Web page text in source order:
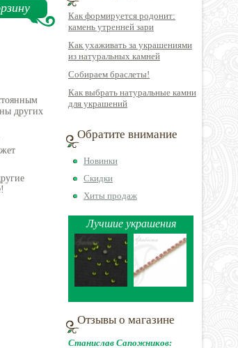
других
Как формируется родонит:
камень утренней зари
Как ухаживать за украшениями
из натуральных камней
Собираем браслеты!
Как выбрать натуральные камни
для украшений
Обратите внимание
Новинки
Скидки
Хиты продаж
Лучшие украшения
Отзывы о магазине
Станислав Сапожников: